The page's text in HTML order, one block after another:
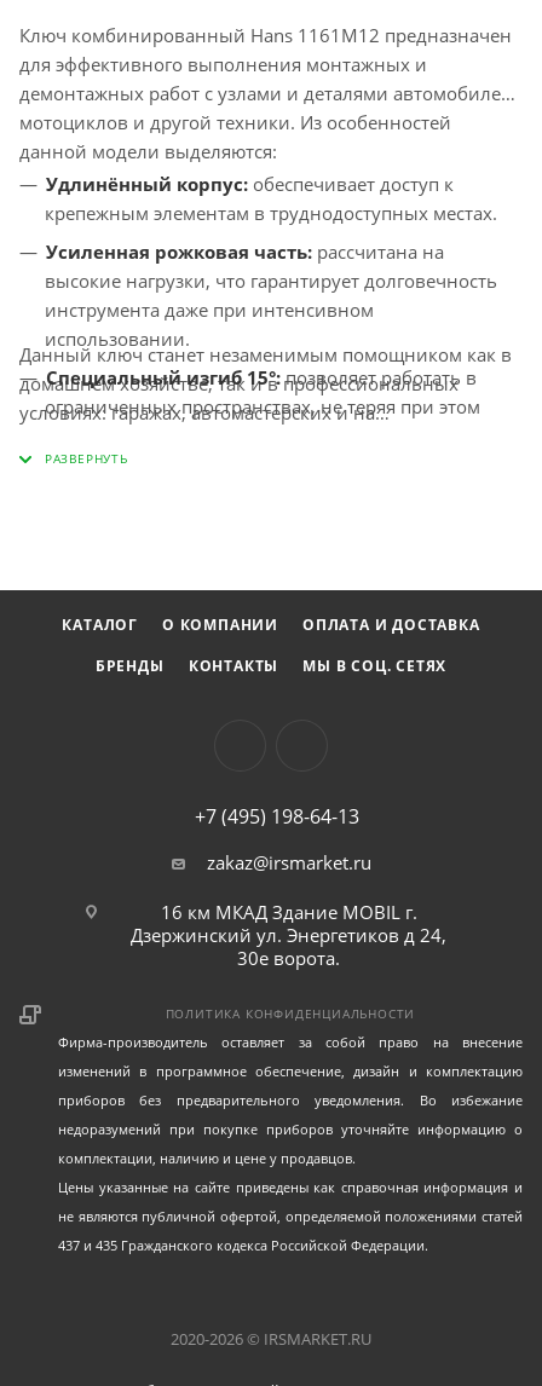
Ключ комбинированный Hans 1161M12 предназначен
для эффективного выполнения монтажных и
демонтажных работ с узлами и деталями автомобилей,
мотоциклов и другой техники. Из особенностей
данной модели выделяются:
Удлинённый корпус: обеспечивает доступ к
крепежным элементам в труднодоступных местах.
Усиленная рожковая часть: рассчитана на
высокие нагрузки, что гарантирует долговечность
инструмента даже при интенсивном
использовании.
Специальный изгиб 15°:позволяет работать в
ограниченных пространствах, не теряя при этом
Данный ключ станет незаменимым помощником как в
домашнем хозяйстве, так и в профессиональных
условиях: гаражах, автомастерских и на
эффективно справляется с задачами разного уровня
КАТАЛОГ О КОМПАНИИ
ОПЛАТА И ДОСТАВКА
БРЕНДЫ
КОНТАКТЫ МЫ В СОЦ. СЕТЯХ
+7 (495) 198-64-13
zakaz@irsmarket.ru
16 км МКАД Здание MOBIL г.
Дзержинский ул. Энергетиков д 24,
30е ворота.
ПОЛИТИКА КОНФИДЕНЦИАЛЬНОСТИ
Фирма-производитель оставляет за собой право на внесение
изменений в программное обеспечение, дизайн и комплектацию
приборов без предварительного уведомления. Во избежание
недоразумений при покупке приборов уточняйте информацию о
комплектации, наличию и цене у продавцов.
Цены указанные на сайте приведены как справочная информация и
не являются публичной офертой, определяемой положениями статей
437 и 435 Гражданского кодекса Российской Федерации.
2020-2026 © IRSMARKET.RU